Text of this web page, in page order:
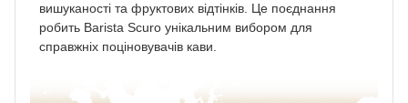
вишуканості та фруктових відтінків. Це поєднання
робить Barista Scuro унікальним вибором для
справжніх поціновувачів кави.